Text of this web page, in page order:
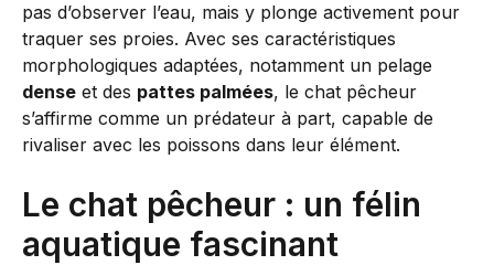
pas d’observer l’eau, mais y plonge activement pour
traquer ses proies. Avec ses caractéristiques
morphologiques adaptées, notamment un pelage
dense et des pattes palmées, le chat pêcheur
s’affirme comme un prédateur à part, capable de
rivaliser avec les poissons dans leur élément.
Le chat pêcheur : un félin
aquatique fascinant